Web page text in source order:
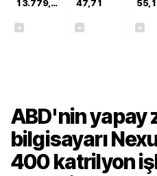
13.779,39 47,71
ABD'nin yapay
bilgisayarı
400 katrilyon